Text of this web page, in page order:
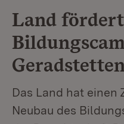
Land
Das Land hat einen
Neubau des